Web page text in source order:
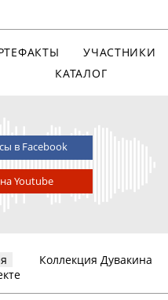
УЧАСТНИКИ
КАТАЛОГ
в Facebook
Youtube
Коллекция Дувакина